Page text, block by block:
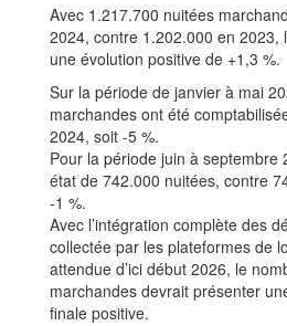
Avec 1.217.700 nuitées
2024, contre 1.202.000 en 2023,
une évolution positive de +1,3 %.
Sur la période de janvier à mai
marchandes ont été
2024, soit -5 %.
Pour la période juin à septembre
état de 742.000 nuitées, contre
-1 %.
Avec l’intégration complète des
collectée par les plateformes de
attendue d’ici début 2026, le
marchandes devrait présenter
finale positive.